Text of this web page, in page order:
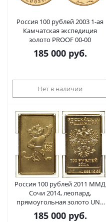
Россия 100 рублей 2003 1-ая
Камчатская экспедиция
золото PROOF 00-00
185 000руб.
Нет в наличии
Россия 100 рублей 2011 ММД
Сочи 2014, леопард,
прямоугольная золото UNC
10-017-18
185 000руб.